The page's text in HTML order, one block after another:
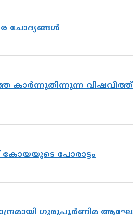
ചോദ്യങ്ങൾ
കാർന്നുതിന്നുന്ന
കോയയുടെ പോരാട്ടം
ഗുരുപൂർണിമ